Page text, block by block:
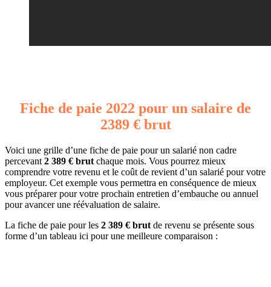
Fiche de paie 2022 pour un salaire de
2389 € brut
Voici une grille d’une fiche de paie pour un salarié non cadre
percevant 2 389 € brut chaque mois. Vous pourrez mieux
comprendre votre revenu et le coût de revient d’un salarié pour votre
employeur. Cet exemple vous permettra en conséquence de mieux
vous préparer pour votre prochain entretien d’embauche ou annuel
pour avancer une réévaluation de salaire.
La fiche de paie pour les 2 389 € brut de revenu se présente sous
forme d’un tableau ici pour une meilleure comparaison :